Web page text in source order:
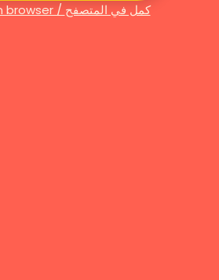
Continue in browser / كمل في المتصفح